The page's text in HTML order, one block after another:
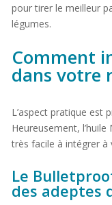
pour tirer le meilleur
légumes.
Comment
dans votre
L’aspect pratique est
Heureusement,
très facile à intégrer à
Le
des adeptes